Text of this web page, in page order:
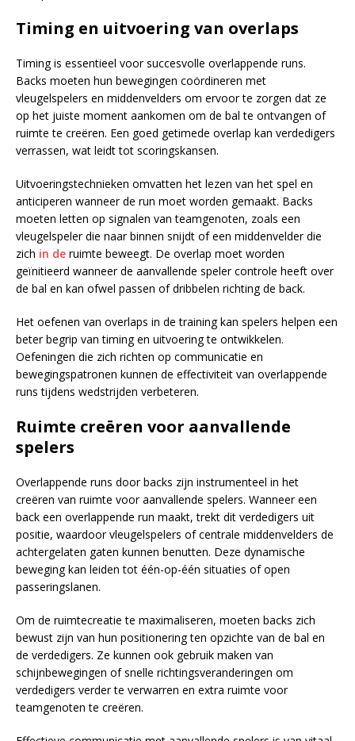
Timing en uitvoering van overlaps
Timing is essentieel voor succesvolle overlappende runs.
Backs moeten hun bewegingen coördineren met
vleugelspelers en middenvelders om ervoor te zorgen dat ze
op het juiste moment aankomen om de bal te ontvangen of
ruimte te creëren. Een goed getimede overlap kan verdedigers
verrassen, wat leidt tot scoringskansen.
Uitvoeringstechnieken omvatten het lezen van het spel en
anticiperen wanneer de run moet worden gemaakt. Backs
moeten letten op signalen van teamgenoten, zoals een
vleugelspeler die naar binnen snijdt of een middenvelder die
zich in de ruimte beweegt. De overlap moet worden
geïnitieerd wanneer de aanvallende speler controle heeft over
de bal en kan ofwel passen of dribbelen richting de back.
Het oefenen van overlaps in de training kan spelers helpen een
beter begrip van timing en uitvoering te ontwikkelen.
Oefeningen die zich richten op communicatie en
bewegingspatronen kunnen de effectiviteit van overlappende
runs tijdens wedstrijden verbeteren.
Ruimte creëren voor aanvallende
spelers
Overlappende runs door backs zijn instrumenteel in het
creëren van ruimte voor aanvallende spelers. Wanneer een
back een overlappende run maakt, trekt dit verdedigers uit
positie, waardoor vleugelspelers of centrale middenvelders de
achtergelaten gaten kunnen benutten. Deze dynamische
beweging kan leiden tot één-op-één situaties of open
passeringslanen.
Om de ruimtecreatie te maximaliseren, moeten backs zich
bewust zijn van hun positionering ten opzichte van de bal en
de verdedigers. Ze kunnen ook gebruik maken van
schijnbewegingen of snelle richtingsveranderingen om
verdedigers verder te verwarren en extra ruimte voor
teamgenoten te creëren.